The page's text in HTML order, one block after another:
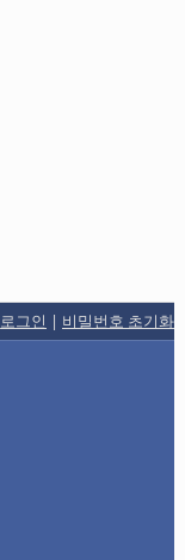
로그인 | 비밀번호 초기화